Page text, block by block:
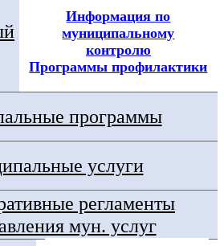
Информация по
муниципальному
контролю
Программы профилактики
программы
услуги
регламенты
мун. услуг